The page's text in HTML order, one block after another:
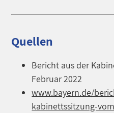
Quellen
Bericht aus der
Februar 2022
www.bayern.de/
kabinettssitzung-